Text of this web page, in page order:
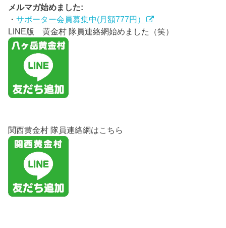
メルマガ始めました:
・サポーター会員募集中(月額777円）
LINE版 黄金村 隊員連絡網始めました（笑）
関西黄金村 隊員連絡網はこちら